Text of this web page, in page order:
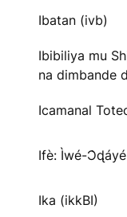
Ibatan (ivb)
Ibibiliya mu
na dimbande
Icamanal
Ifè: Ìwé-
Ika (ikkBI)